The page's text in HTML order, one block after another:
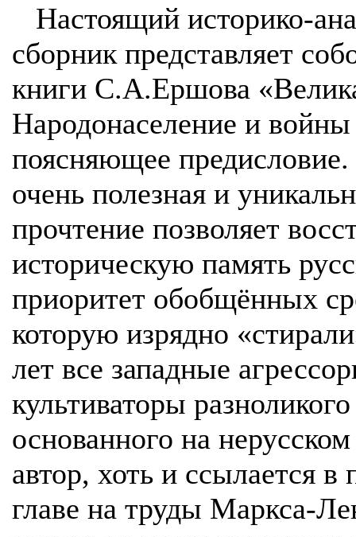
Настоящий историко-
сборник представляет
книги С.А.Ершова
Народонаселение и
поясняющее
очень полезная и
прочтение позволяет
историческую память
приоритет обобщённых
которую изрядно
лет все западные
культиваторы
основанного на
автор, хоть и ссылается в
главе на труды Маркса-